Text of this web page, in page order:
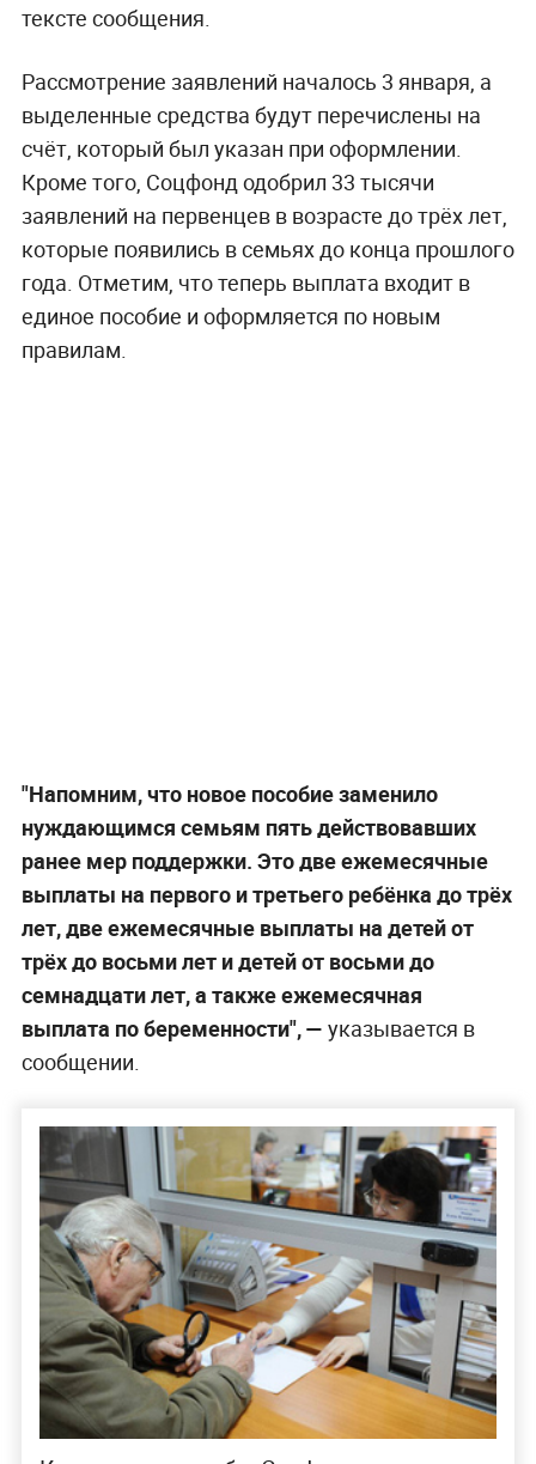
тексте сообщения.
Рассмотрение заявлений началось 3 января, а
выделенные средства будут перечислены на
счёт, который был указан при оформлении.
Кроме того, Соцфонд одобрил 33 тысячи
заявлений на первенцев в возрасте до трёх лет,
которые появились в семьях до конца прошлого
года. Отметим, что теперь выплата входит в
единое пособие и оформляется по новым
правилам.
"Напомним, что новое пособие заменило
нуждающимся семьям пять действовавших
ранее мер поддержки. Это две ежемесячные
выплаты на первого и третьего ребёнка до трёх
лет, две ежемесячные выплаты на детей от
трёх до восьми лет и детей от восьми до
семнадцати лет, а также ежемесячная
выплата по беременности", — указывается в
сообщении.